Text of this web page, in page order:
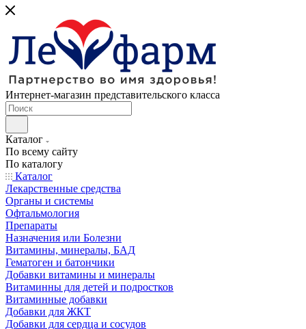
Интернет-магазин представительского класса
Каталог
По всему сайту
По каталогу
Каталог
Лекарственные средства
Органы и системы
Офтальмология
Препараты
Назначения или Болезни
Витамины, минералы, БАД
Гематоген и батончики
Добавки витамины и минералы
Витаминны для детей и подростков
Витаминные добавки
Добавки для ЖКТ
Добавки для сердца и сосудов